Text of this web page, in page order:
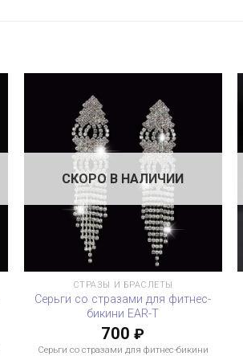
СКОРО В НАЛИЧИИ
СТРАЗЫ И БРАСЛЕТЫ
Серьги со стразами для фитнес-
бикини EAR-T
700₽
Серьги со стразами для фитнес-бикини